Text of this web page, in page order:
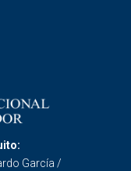
García /